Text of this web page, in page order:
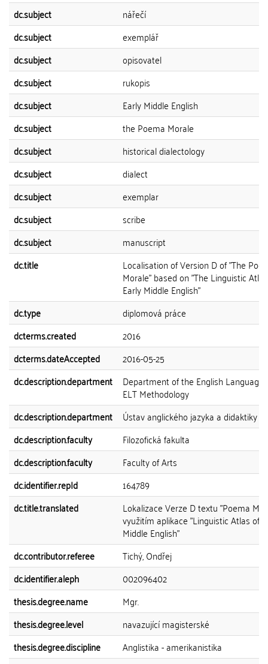
dc.subject
nářečí
dc.subject
exemplář
dc.subject
opisovatel
dc.subject
rukopis
dc.subject
Early Middle English
dc.subject
the Poema Morale
dc.subject
historical dialectology
dc.subject
dialect
dc.subject
exemplar
dc.subject
scribe
dc.subject
manuscript
dc.title
Localisation of Version D of "The
Morale" based on "The Linguistic
Early Middle English"
dc.type
diplomová práce
dcterms.created
2016
dcterms.dateAccepted
2016-05-25
dc.description.department
Department of the English Language
ELT Methodology
dc.description.department
Ústav anglického jazyka a didaktiky
dc.description.faculty
Filozofická fakulta
dc.description.faculty
Faculty of Arts
dc.identifier.repId
164789
dc.title.translated
Lokalizace Verze D textu "Poema
využitím aplikace "Linguistic Atlas of
Middle English"
dc.contributor.referee
Tichý, Ondřej
dc.identifier.aleph
002096402
thesis.degree.name
Mgr.
thesis.degree.level
navazující magisterské
thesis.degree.discipline
Anglistika - amerikanistika